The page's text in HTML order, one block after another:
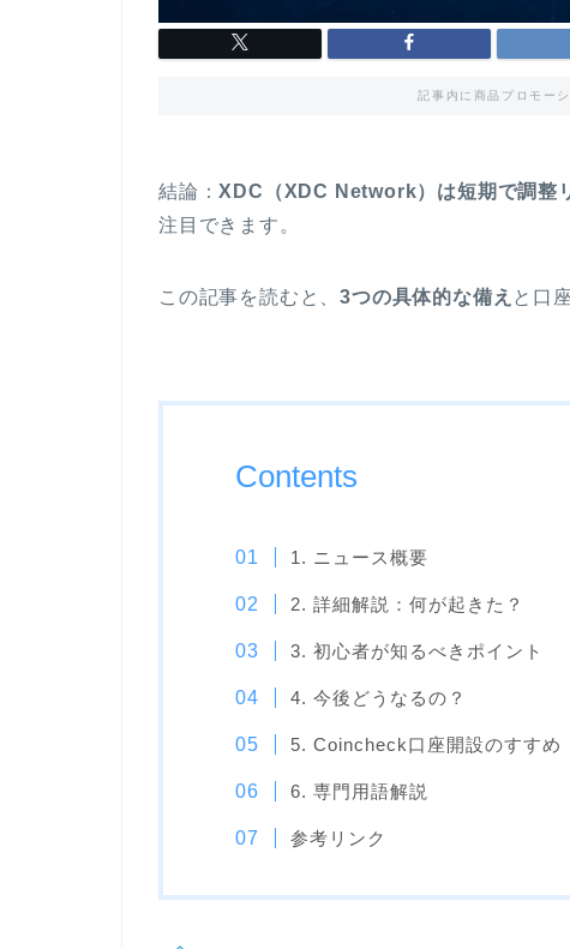
記事内に商品プロモー
結論：XDC（XDC Network）は短期で調整
注目できます。
この記事を読むと、3つの具体的な備え と口
Contents
1. ニュース概要
2. 詳細解説：何が起きた？
3. 初心者が知るべきポイント
4. 今後どうなるの？
5. Coincheck口座開設のすすめ
6. 専門用語解説
参考リンク